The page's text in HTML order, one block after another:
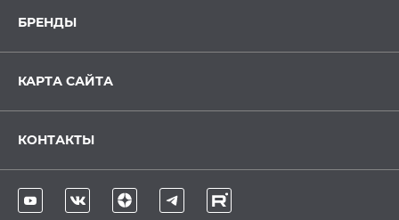
БРЕНДЫ
КАРТА САЙТА
КОНТАКТЫ